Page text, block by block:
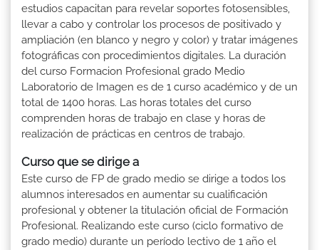
estudios capacitan para revelar soportes fotosensibles,
llevar a cabo y controlar los procesos de positivado y
ampliación (en blanco y negro y color) y tratar imágenes
fotográficas con procedimientos digitales. La duración
del curso Formacion Profesional grado Medio
Laboratorio de Imagen es de 1 curso académico y de un
total de 1400 horas. Las horas totales del curso
comprenden horas de trabajo en clase y horas de
realización de prácticas en centros de trabajo.
Curso que se dirige a
Este curso de FP de grado medio se dirige a todos los
alumnos interesados en aumentar su cualificación
profesional y obtener la titulación oficial de Formación
Profesional. Realizando este curso (ciclo formativo de
grado medio) durante un período lectivo de 1 año el